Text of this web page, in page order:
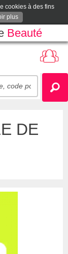
cookies à des fins
plus
Beauté
DE